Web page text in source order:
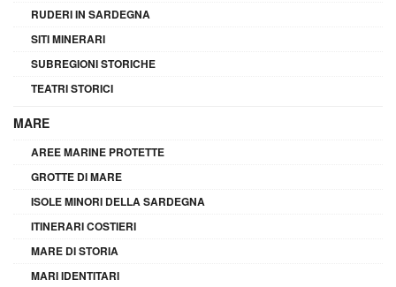
RUDERI IN SARDEGNA
SITI MINERARI
SUBREGIONI STORICHE
TEATRI STORICI
MARE
AREE MARINE PROTETTE
GROTTE DI MARE
ISOLE MINORI DELLA SARDEGNA
ITINERARI COSTIERI
MARE DI STORIA
MARI IDENTITARI